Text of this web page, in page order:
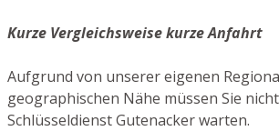
Kurze Vergleichsweise kurze Anfahrt
Aufgrund von unserer eigenen
geographischen Nähe müssen Sie
Schlüsseldienst Gutenacker warten.